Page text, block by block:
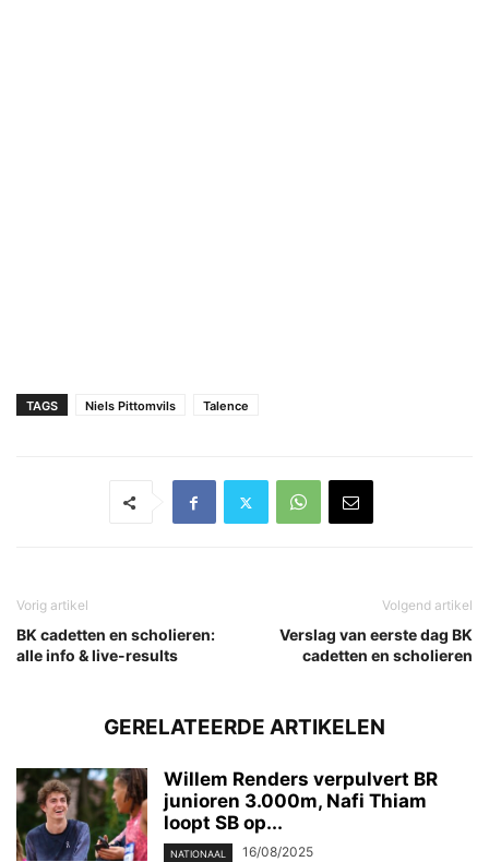
TAGS Niels Pittomvils Talence
Vorig artikel
BK cadetten en scholieren:
alle info & live-results
Volgend artikel
Verslag van eerste dag BK
cadetten en scholieren
GERELATEERDE ARTIKELEN
Willem Renders verpulvert BR
junioren 3.000m, Nafi Thiam
loopt SB op...
NATIONAAL 16/08/2025